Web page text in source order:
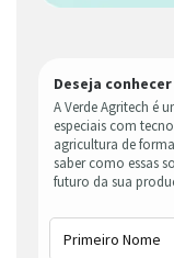
Deseja
A Verde Agritech é
especiais com
agricultura de
saber como essas
futuro da sua